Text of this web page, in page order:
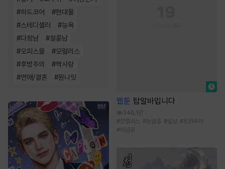
#하드코어 #현대물
#스테디셀러 #능욕
#다정남 #절륜남
#오피스물 #모럴리스
#후방주의 #짝사랑
#연애/결혼 #원나잇
웹툰 탑알바입니다
346.1만
#모럴리스 #능글공 #일상 #트라우마
#미남공